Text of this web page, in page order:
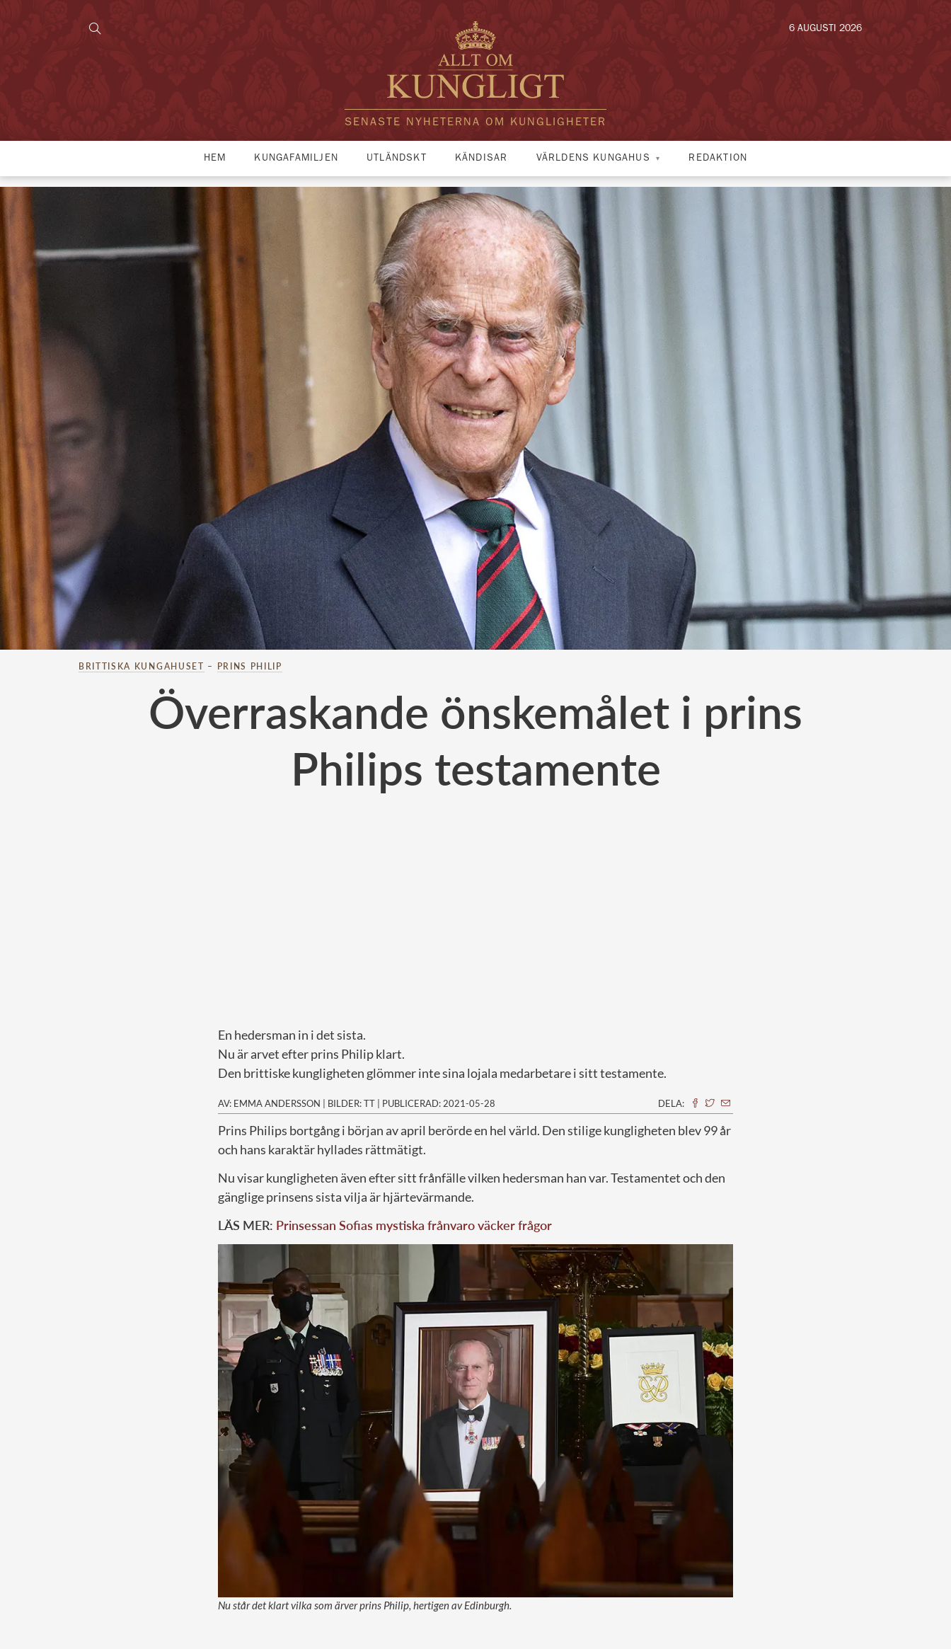
SENASTE NYHETERNA OM KUNGLIGHETER
6 AUGUSTI 2026
HEM KUNGAFAMILJEN UTLÄNDSKT KÄNDISAR VÄRLDENS KUNGAHUS REDAKTION
BRITTISKA KUNGAHUSET – PRINS PHILIP
Överraskande önskemålet i prins
Philips testamente
En hedersman in i det sista.
Nu är arvet efter prins Philip klart.
Den brittiske kungligheten glömmer inte sina lojala medarbetare i sitt testamente.
AV: EMMA ANDERSSON | BILDER: TT | PUBLICERAD: 2021-05-28 DELA:
Prins Philips bortgång i början av april berörde en hel värld. Den stilige kungligheten blev 99 år
och hans karaktär hyllades rättmätigt.
Nu visar kungligheten även efter sitt frånfälle vilken hedersman han var. Testamentet och den
gänglige prinsens sista vilja är hjärtevärmande.
LÄS MER: Prinsessan Sofias mystiska frånvaro väcker frågor
Nu står det klart vilka som ärver prins Philip, hertigen av Edinburgh.